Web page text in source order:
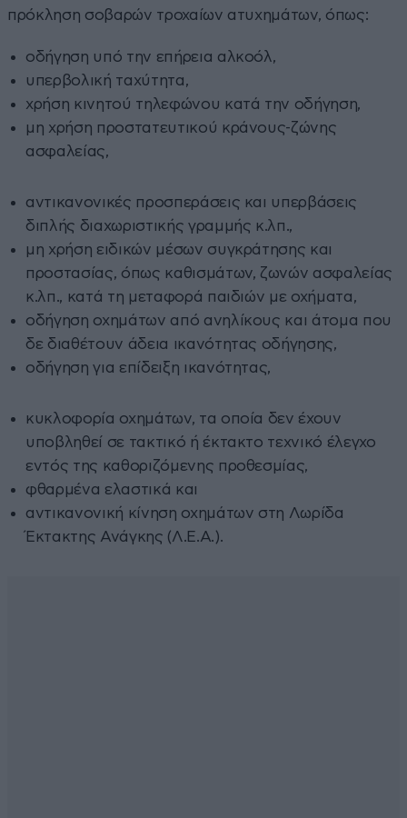
πρόκληση σοβαρών τροχαίων ατυχημάτων, όπως:
οδήγηση υπό την επήρεια αλκοόλ,
υπερβολική ταχύτητα,
χρήση κινητού τηλεφώνου κατά την οδήγηση,
μη χρήση προστατευτικού κράνους-ζώνης
ασφαλείας,
αντικανονικές προσπεράσεις και υπερβάσεις
διπλής διαχωριστικής γραμμής κ.λπ.,
μη χρήση ειδικών μέσων συγκράτησης και
προστασίας, όπως καθισμάτων, ζωνών ασφαλείας
κ.λπ., κατά τη μεταφορά παιδιών με οχήματα,
οδήγηση οχημάτων από ανηλίκους και άτομα που
δε διαθέτουν άδεια ικανότητας οδήγησης,
οδήγηση για επίδειξη ικανότητας,
κυκλοφορία οχημάτων, τα οποία δεν έχουν
υποβληθεί σε τακτικό ή έκτακτο τεχνικό έλεγχο
εντός της καθοριζόμενης προθεσμίας,
φθαρμένα ελαστικά και
αντικανονική κίνηση οχημάτων στη Λωρίδα
Έκτακτης Ανάγκης (Λ.Ε.Α.).